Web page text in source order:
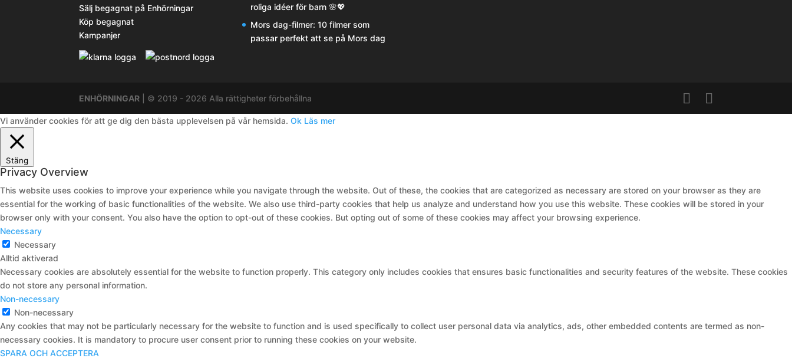
Sälj begagnat på Enhörningar
Köp begagnat
Kampanjer
roliga idéer för barn 🌸💖
Mors dag-filmer: 10 filmer som
passar perfekt att se på Mors dag
ENHÖRNINGAR | © 2019 - 2026 Alla rättigheter förbehållna
Vi använder cookies för att ge dig den bästa upplevelsen på vår hemsida. Ok Läs mer
Stäng
Privacy Overview
This website uses cookies to improve your experience while you navigate through the website. Out of these, the cookies that are categorized as necessary are stored on your browser as they are
essential for the working of basic functionalities of the website. We also use third-party cookies that help us analyze and understand how you use this website. These cookies will be stored in your
browser only with your consent. You also have the option to opt-out of these cookies. But opting out of some of these cookies may affect your browsing experience.
Necessary
Necessary
Alltid aktiverad
Necessary cookies are absolutely essential for the website to function properly. This category only includes cookies that ensures basic functionalities and security features of the website. These cookies
do not store any personal information.
Non-necessary
Non-necessary
Any cookies that may not be particularly necessary for the website to function and is used specifically to collect user personal data via analytics, ads, other embedded contents are termed as non-
necessary cookies. It is mandatory to procure user consent prior to running these cookies on your website.
SPARA OCH ACCEPTERA